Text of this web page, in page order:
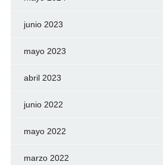
junio 2023
mayo 2023
abril 2023
junio 2022
mayo 2022
marzo 2022